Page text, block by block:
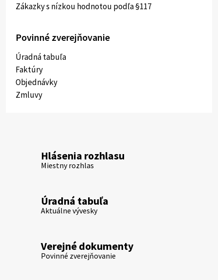
Zákazky s nízkou hodnotou podľa §117
Povinné zverejňovanie
Úradná tabuľa
Faktúry
Objednávky
Zmluvy
Hlásenia rozhlasu
Miestny rozhlas
Úradná tabuľa
Aktuálne vývesky
Verejné dokumenty
Povinné zverejňovanie